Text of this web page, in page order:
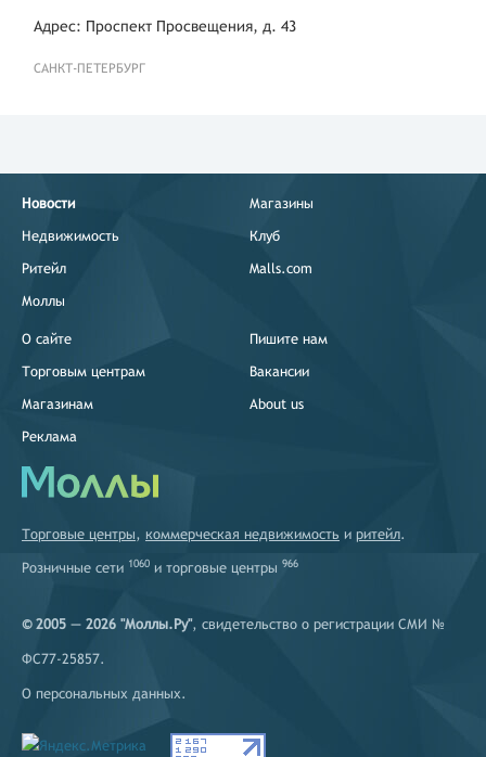
Адрес: Проспект Просвещения, д. 43
САНКТ-ПЕТЕРБУРГ
Новости
Недвижимость
Ритейл
Моллы
Магазины
Клуб
Malls.com
О сайте
Торговым центрам
Магазинам
Реклама
Пишите нам
Вакансии
About us
Торговые центры, коммерческая недвижимость и ритейл.
Розничные сети 1060 и торговые центры 966
© 2005 — 2026 "Моллы.Ру", свидетельство о регистрации СМИ №
ФС77-25857.
О персональных данных.